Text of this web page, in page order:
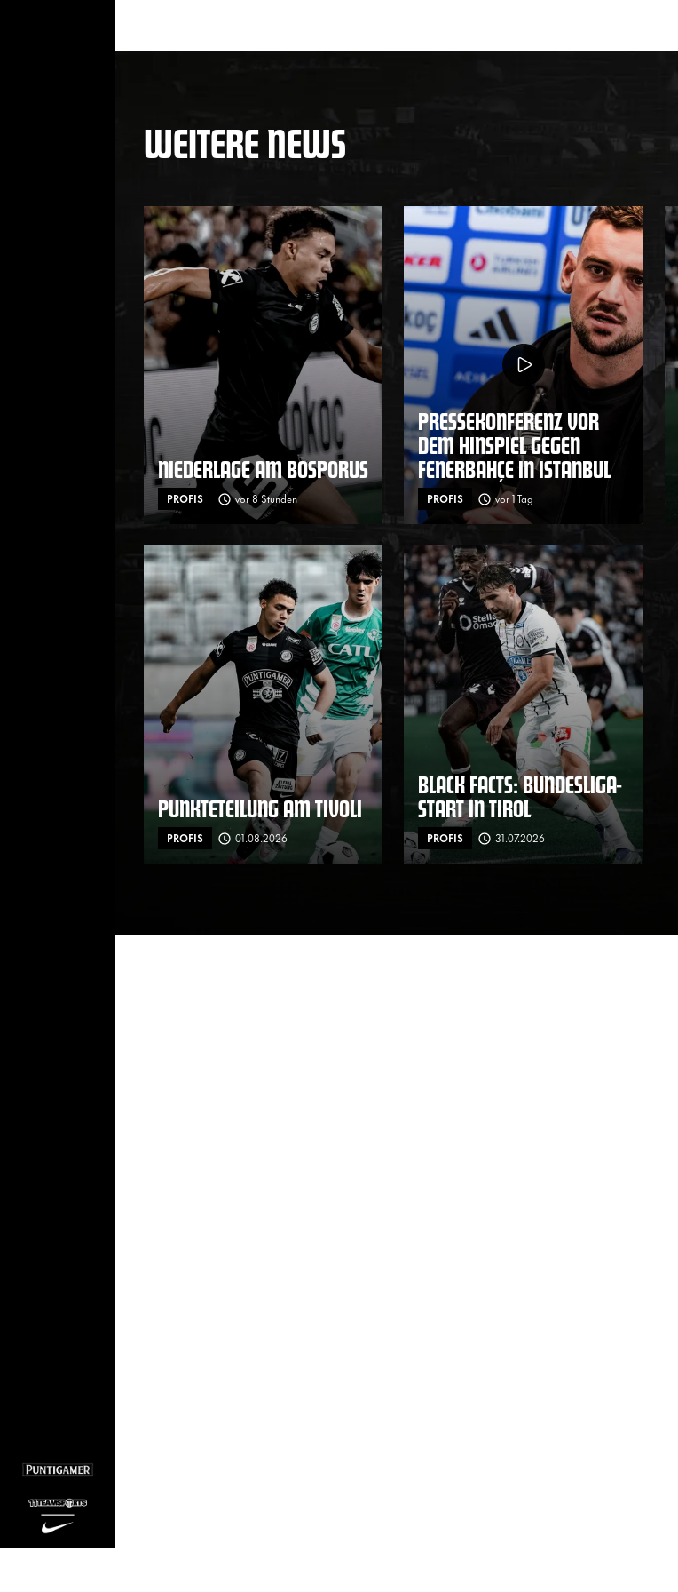
WEITERE NEWS
NIEDERLAGE AM BOSPORUS
PROFIS vor 8 Stunden
PRESSEKONFERENZ VOR
DEM HINSPIEL GEGEN
FENERBAHÇE IN ISTANBUL
PROFIS vor 1 Tag
PUNKTETEILUNG AM TIVOLI
PROFIS 01.08.2026
BLACK FACTS: BUNDESLIGA-
START IN TIROL
PROFIS 31.07.2026